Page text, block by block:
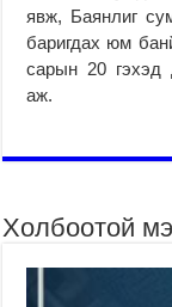
явж, Баянлиг
баригдах юм
сарын 20 гэхэд
аж.
Холбоотой